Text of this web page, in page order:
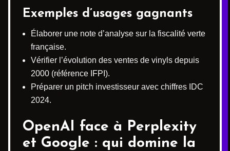
Exemples d’usages gagnants
Élaborer une note d’analyse sur la fiscalité verte
française.
Vérifier l’évolution des ventes de vinyls depuis
2000 (référence IFPI).
Préparer un pitch investisseur avec chiffres IDC
2024.
OpenAI face à Perplexity
et Google : qui domine la